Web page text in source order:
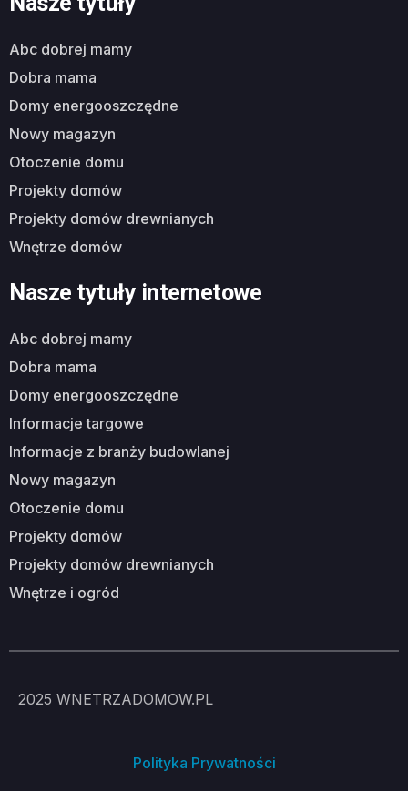
abc dobrej mamy
dobra mama
domy energooszczędne
nowy magazyn
otoczenie domu
projekty domów
projekty domów drewnianych
wnętrze domów
Nasze tytuły internetowe
abc dobrej mamy
dobra mama
domy energooszczędne
informacje targowe
informacje z branży budowlanej
nowy magazyn
otoczenie domu
projekty domów
projekty domów drewnianych
wnętrze i ogród
2025 WNETRZADOMOW.PL
Polityka Prywatności